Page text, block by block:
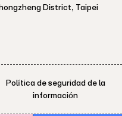
District, Taipei
Política de seguridad de la
información